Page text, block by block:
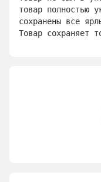
товар полностью
сохранены все
Товар сохраняет